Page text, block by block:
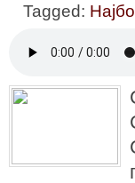
Tagged: